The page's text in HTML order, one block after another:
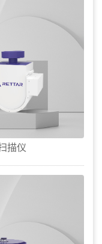
描仪